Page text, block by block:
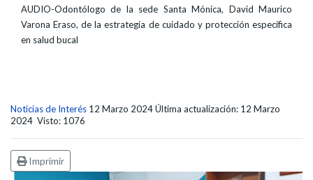
AUDIO-Odontólogo de la sede Santa Mónica, David Maurico
Varona Eraso, de la estrategia de cuidado y protección específica
en salud bucal
Noticias de Interés 12 Marzo 2024Última actualización: 12 Marzo
2024 Visto: 1076
Imprimir